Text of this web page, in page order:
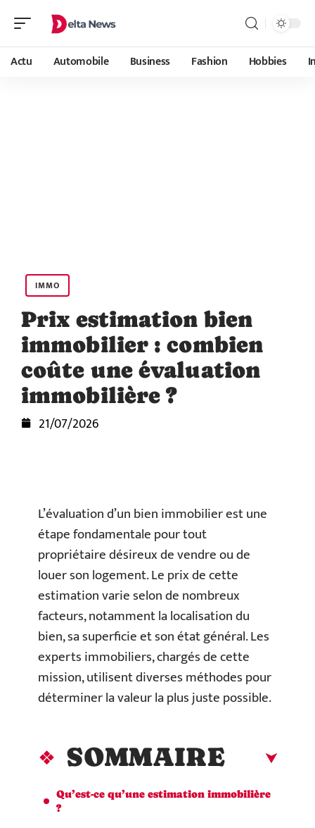
Actu Automobile Business Fashion Hobbies
IMMO
Prix estimation bien
immobilier : combien
coûte une évaluation
immobilière ?
21/07/2026
L’évaluation d’un bien immobilier est une
étape fondamentale pour tout
propriétaire désireux de vendre ou de
louer son logement. Le prix de cette
estimation varie selon de nombreux
facteurs, notamment la localisation du
bien, sa superficie et son état général. Les
experts immobiliers, chargés de cette
mission, utilisent diverses méthodes pour
déterminer la valeur la plus juste possible.
SOMMAIRE
Qu’est-ce qu’une estimation immobilière
?